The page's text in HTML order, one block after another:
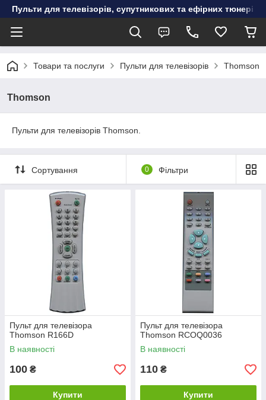
Пульти для телевізорів, супутникових та ефірних тюнерів,
Товари та послуги Пульти для телевізорів Thomson
Thomson
Пульти для телевізорів Thomson.
Сортування 0 Фільтри
Пульт для телевізора
Thomson R166D
В наявності
100 ₴
Купити
Пульт для телевізора
Thomson RCOQ0036
В наявності
110 ₴
Купити